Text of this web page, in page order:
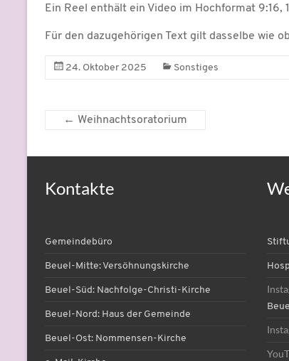
Ein Reel enthält ein Video im Hochformat
Für den dazugehörigen Text gilt dasselbe wie
24. Oktober 2025 Sonstiges
← Weihnachtsoratorium
Kontakte
Gemeindebüro
Beuel-Mitte: Versöhnungskirche
Beuel-Süd: Nachfolge-Christi-Kirche
Beuel-Nord: Haus der Gemeinde
Beuel-Ost: Nommensen-Kirche